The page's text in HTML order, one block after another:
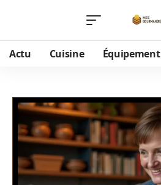
Actu Cuisine Équipement